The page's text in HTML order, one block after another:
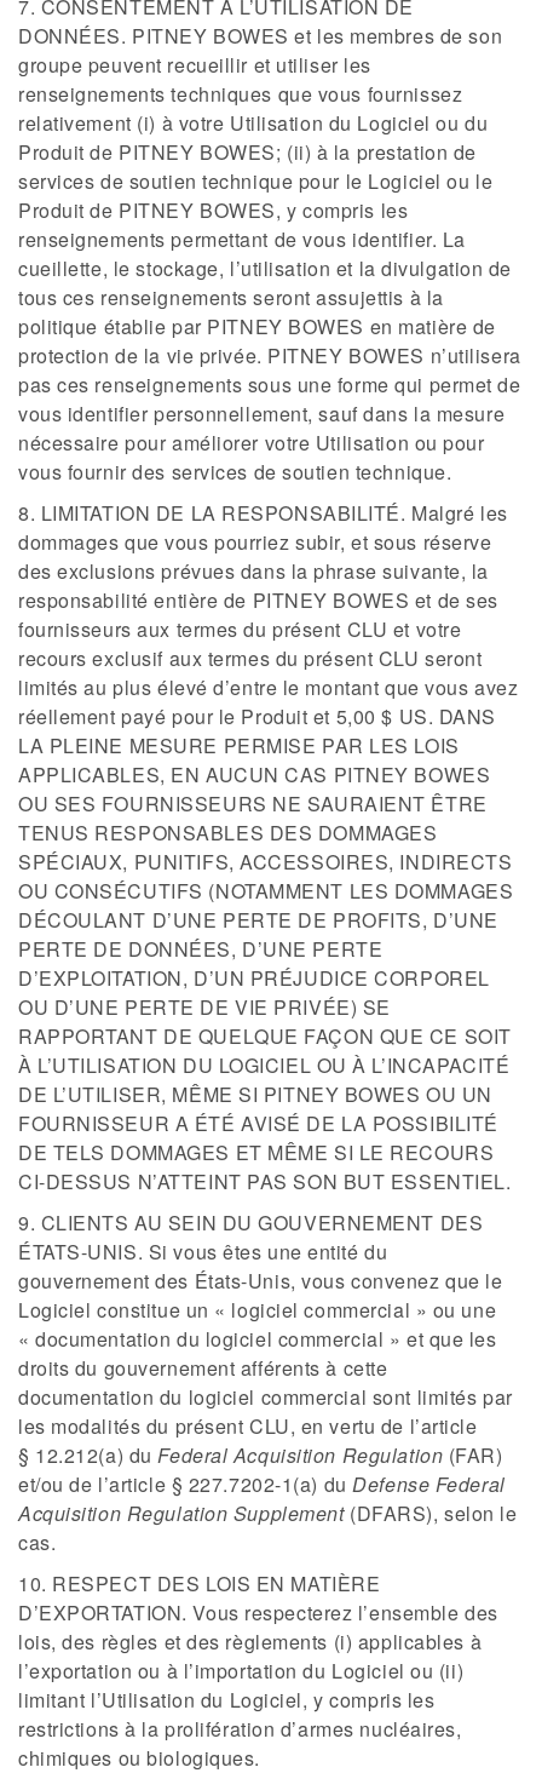
7. CONSENTEMENT À L’UTILISATION DE
DONNÉES. PITNEY BOWES et les membres de son
groupe peuvent recueillir et utiliser les
renseignements techniques que vous fournissez
relativement (i) à votre Utilisation du Logiciel ou du
Produit de PITNEY BOWES; (ii) à la prestation de
services de soutien technique pour le Logiciel ou le
Produit de PITNEY BOWES, y compris les
renseignements permettant de vous identifier. La
cueillette, le stockage, l’utilisation et la divulgation de
tous ces renseignements seront assujettis à la
politique établie par PITNEY BOWES en matière de
protection de la vie privée. PITNEY BOWES n’utilisera
pas ces renseignements sous une forme qui permet de
vous identifier personnellement, sauf dans la mesure
nécessaire pour améliorer votre Utilisation ou pour
vous fournir des services de soutien technique.
8. LIMITATION DE LA RESPONSABILITÉ. Malgré les
dommages que vous pourriez subir, et sous réserve
des exclusions prévues dans la phrase suivante, la
responsabilité entière de PITNEY BOWES et de ses
fournisseurs aux termes du présent CLU et votre
recours exclusif aux termes du présent CLU seront
limités au plus élevé d’entre le montant que vous avez
réellement payé pour le Produit et 5,00 $ US. DANS
LA PLEINE MESURE PERMISE PAR LES LOIS
APPLICABLES, EN AUCUN CAS PITNEY BOWES
OU SES FOURNISSEURS NE SAURAIENT ÊTRE
TENUS RESPONSABLES DES DOMMAGES
SPÉCIAUX, PUNITIFS, ACCESSOIRES, INDIRECTS
OU CONSÉCUTIFS (NOTAMMENT LES DOMMAGES
DÉCOULANT D’UNE PERTE DE PROFITS, D’UNE
PERTE DE DONNÉES, D’UNE PERTE
D’EXPLOITATION, D’UN PRÉJUDICE CORPOREL
OU D’UNE PERTE DE VIE PRIVÉE) SE
RAPPORTANT DE QUELQUE FAÇON QUE CE SOIT
À L’UTILISATION DU LOGICIEL OU À L’INCAPACITÉ
DE L’UTILISER, MÊME SI PITNEY BOWES OU UN
FOURNISSEUR A ÉTÉ AVISÉ DE LA POSSIBILITÉ
DE TELS DOMMAGES ET MÊME SI LE RECOURS
CI-DESSUS N’ATTEINT PAS SON BUT ESSENTIEL.
9. CLIENTS AU SEIN DU GOUVERNEMENT DES
ÉTATS-UNIS. Si vous êtes une entité du
gouvernement des États-Unis, vous convenez que le
Logiciel constitue un « logiciel commercial » ou une
« documentation du logiciel commercial » et que les
droits du gouvernement afférents à cette
documentation du logiciel commercial sont limités par
les modalités du présent CLU, en vertu de l’article
§ 12.212(a) duFederal Acquisition Regulation (FAR)
et/ou de l’article § 227.7202-1(a) duDefense Federal
Acquisition Regulation Supplement(DFARS), selon le
cas.
10. RESPECT DES LOIS EN MATIÈRE
D’EXPORTATION. Vous respecterez l’ensemble des
lois, des règles et des règlements (i) applicables à
l’exportation ou à l’importation du Logiciel ou (ii)
limitant l’Utilisation du Logiciel, y compris les
restrictions à la prolifération d’armes nucléaires,
chimiques ou biologiques.